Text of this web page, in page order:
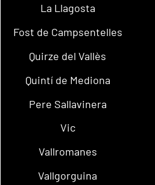
La Llagosta
Fost de Campsentelles
Quirze del Vallès
Quintí de Mediona
Pere Sallavinera
Vic
Vallromanes
Vallgorguina